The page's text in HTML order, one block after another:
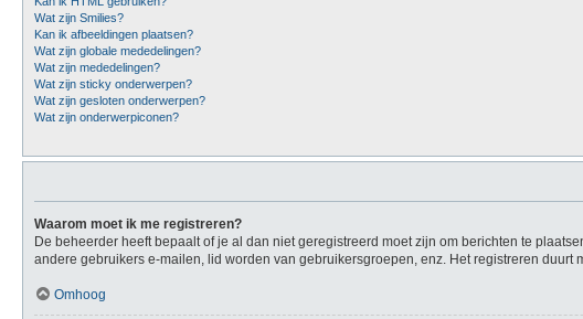
Wat zijn Smilies?
Kan ik afbeeldingen plaatsen?
Wat zijn globale mededelingen?
Wat zijn mededelingen?
Wat zijn sticky onderwerpen?
Wat zijn gesloten onderwerpen?
Wat zijn onderwerpiconen?
Waarom moet ik me registreren?
De beheerder heeft bepaalt of je al dan niet geregistreerd moet zijn om berichten te
andere gebruikers e-mailen, lid worden van gebruikersgroepen, enz. Het registreren duurt
Omhoog